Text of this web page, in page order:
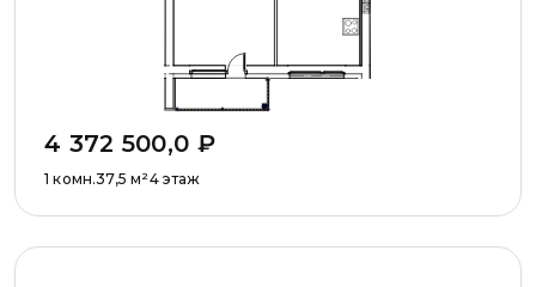
4 372 500,0 ₽
1 комн.37,5 м²4 этаж